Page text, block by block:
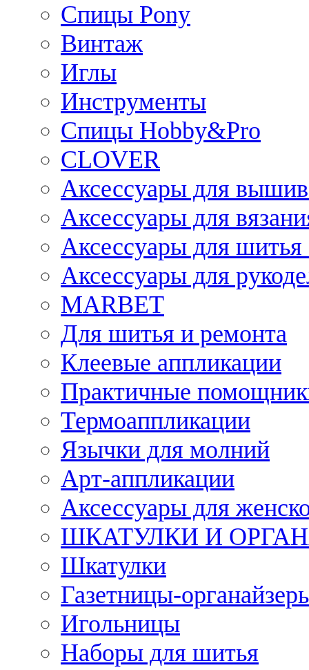
Спицы Pony
Винтаж
Иглы
Инструменты
Спицы Hobby&Pro
CLOVER
Аксессуары для
Аксессуары для
Аксессуары для
Аксессуары для
MARBET
Для шитья и ремонта
Клеевые аппликации
Практичные
Термоаппликации
Язычки для молний
Арт-аппликации
Аксессуары для
ШКАТУЛКИ И
Шкатулки
Газетницы-
Игольницы
Наборы для шитья